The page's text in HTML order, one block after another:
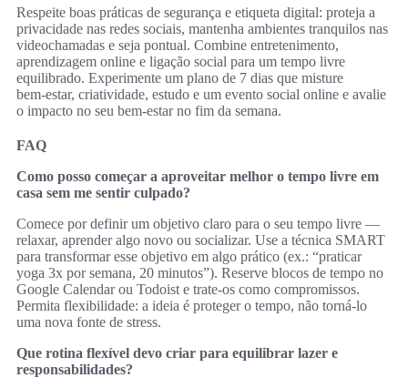
Respeite boas práticas de segurança e etiqueta digital: proteja a
privacidade nas redes sociais, mantenha ambientes tranquilos nas
videochamadas e seja pontual. Combine entretenimento,
aprendizagem online e ligação social para um tempo livre
equilibrado. Experimente um plano de 7 dias que misture
bem‑estar, criatividade, estudo e um evento social online e avalie
o impacto no seu bem‑estar no fim da semana.
FAQ
Como posso começar a aproveitar melhor o tempo livre em
casa sem me sentir culpado?
Comece por definir um objetivo claro para o seu tempo livre —
relaxar, aprender algo novo ou socializar. Use a técnica SMART
para transformar esse objetivo em algo prático (ex.: “praticar
yoga 3x por semana, 20 minutos”). Reserve blocos de tempo no
Google Calendar ou Todoist e trate-os como compromissos.
Permita flexibilidade: a ideia é proteger o tempo, não torná‑lo
uma nova fonte de stress.
Que rotina flexível devo criar para equilibrar lazer e
responsabilidades?